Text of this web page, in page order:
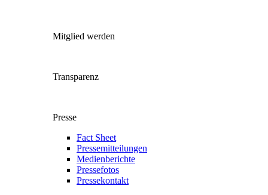
Mitglied werden
Transparenz
Presse
Fact Sheet
Pressemitteilungen
Medienberichte
Pressefotos
Pressekontakt